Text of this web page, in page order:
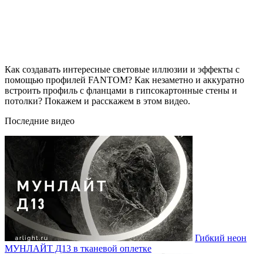
Как создавать интересные световые иллюзии и эффекты с
помощью профилей FANTOM? Как незаметно и аккуратно
встроить профиль с фланцами в гипсокартонные стены и
потолки? Покажем и расскажем в этом видео.
Последние видео
Гибкий неон
МУНЛАЙТ Д13 в тканевой оплетке